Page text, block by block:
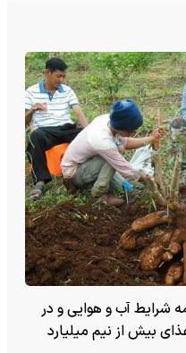
شرایط آب و هوایی و در
بیش از نیم میلیارد